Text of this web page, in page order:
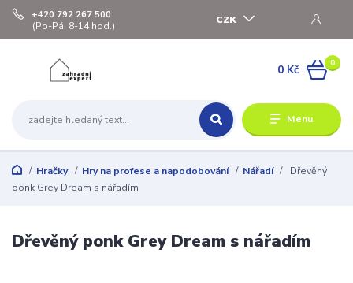
Menu
CZK
+420 792 267 500
(Po-Pá, 8-14 hod.)
0
0 Kč
Hračky Hry na profese a napodobování Nářadí
Dřevěný
ponk Grey Dream s nářadím
Dřevěný ponk Grey Dream s nářadím